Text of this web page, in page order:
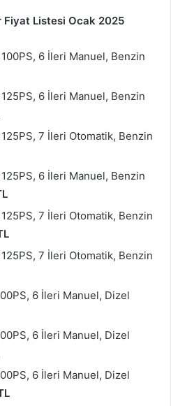
Fiyat Listesi Ocak 2025
6 İleri Manuel, Benzin
6 İleri Manuel, Benzin
7 İleri Otomatik, Benzin
6 İleri Manuel, Benzin
7 İleri Otomatik, Benzin
7 İleri Otomatik, Benzin
6 İleri Manuel, Dizel
6 İleri Manuel, Dizel
6 İleri Manuel, Dizel